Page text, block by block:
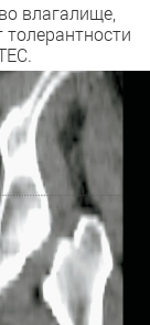
влагалище,
толерантности